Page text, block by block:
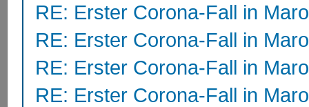
RE: Erster Corona-Fall in
RE: Erster Corona-Fall in
RE: Erster Corona-Fall in
RE: Erster Corona-Fall in